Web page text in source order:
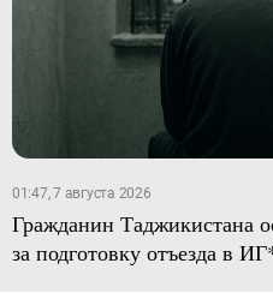
01:47, 7 августа 2026
Гражданин Таджикистана
за подготовку отъезда в